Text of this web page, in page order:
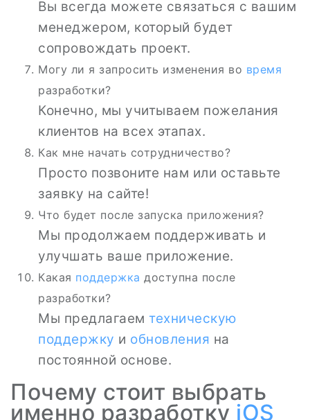
Вы всегда можете связаться с вашим
менеджером, который будет
сопровождать проект.
Могу ли я запросить изменения во время
разработки?
Конечно, мы учитываем пожелания
клиентов на всех этапах.
Как мне начать сотрудничество?
Просто позвоните нам или оставьте
заявку на сайте!
Что будет после запуска приложения?
Мы продолжаем поддерживать и
улучшать ваше приложение.
Какая поддержка доступна после
разработки?
Мы предлагаем техническую
поддержку и обновления на
постоянной основе.
Почему стоит выбрать
именно разработку iOS